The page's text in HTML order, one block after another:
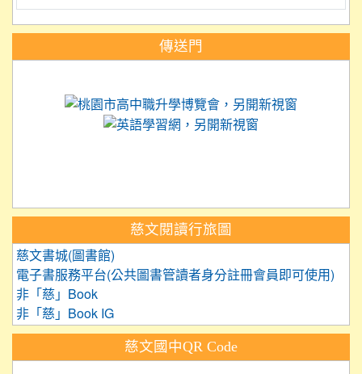
傳送門
慈文閱讀行旅圖
慈文書城(圖書館)
電子書服務平台(公共圖書管讀者身分註冊會員即可使用)
非「慈」Book
非「慈」Book IG
慈文國中QR Code